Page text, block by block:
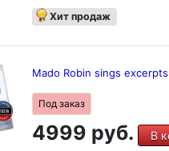
центре внимания -
инструментальной и
Frequency Range
технологиям,
как нечто само
произведений -
такая как "6-я
Хит продаж
Mado Robin sings
Под заказ
4999 руб. В